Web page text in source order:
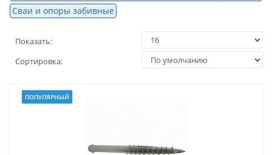
Сваи и опоры забивные
Показать:
Сортировка:
ПОПУЛЯРНЫЙ